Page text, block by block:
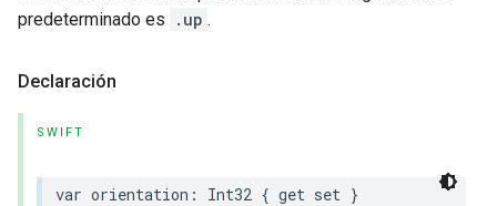
predeterminado es
.up .
Declaración
SWIFT
var orientation : Int32 { get set }